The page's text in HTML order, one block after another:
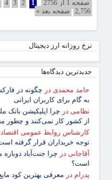
صفحه 1 از 2756 1
2
3
4
2,756
صفحه بعد »
نرخ روزانه ارز دیجیتال
جدیدترین دیدگاه‌‌ها
حامد محمدی در چگونه در
‌به ‌گام برای کاربران ایرانی
نظامی در چرا اپلیکیشن بانک
از کشور کار نمی‌کنند و چطور
کارشناس روابط عمومی
توجه خریداران قرار گرفته
آقاجانی در چرا جنت‌آباد
است؟
پدرام در معرفی بهترین کود